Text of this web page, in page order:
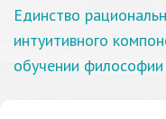
Единство
интуитивного
обучении философии